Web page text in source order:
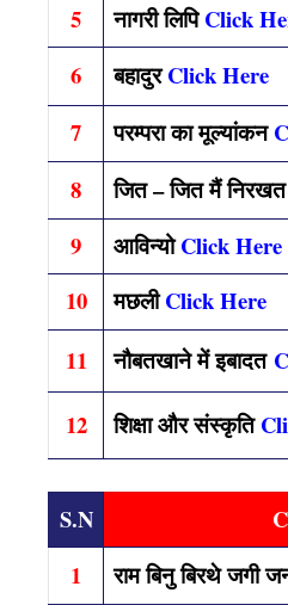
5
नागरी लिपिClick
6
बहादुरClick Here
7
परम्परा का मूल्यांकन
8
जित – जित मैं
9
आविन्योClick Here
10
मछलीClick Here
11
नौबतखाने में इबादत
12
शिक्षा और संस्कृति
S.N
1
राम बिनु बिरथे जगी